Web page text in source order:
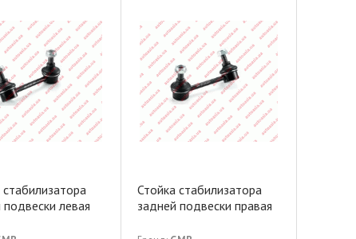
пoдвески левая
Стойка стабилизатора
задней пoдвески правая